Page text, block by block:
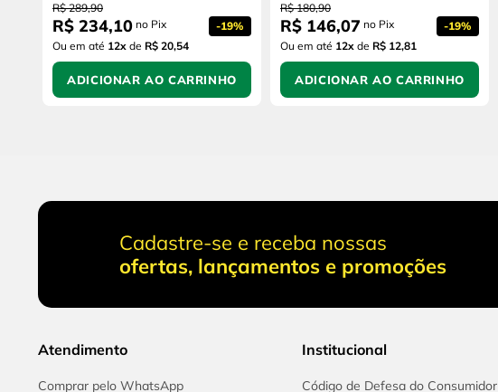
R$ 289,90
R$ 234,10 no Pix -19%
Ou em até 12x de R$ 20,54
ADICIONAR AO CARRINHO
R$ 180,90
R$ 146,07 no Pix -19%
Ou em até 12x de R$ 12,81
ADICIONAR AO CARRINHO
Cadastre-se e receba nossas
ofertas, lançamentos e promoções
Atendimento
Comprar pelo WhatsApp
Institucional
Código de Defesa do Consumidor